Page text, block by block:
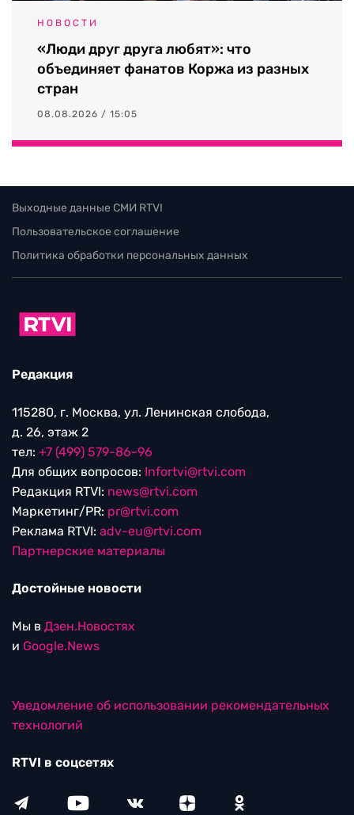
НОВОСТИ
«Люди друг друга любят»: что
объединяет фанатов Коржа из разных
стран
08.08.2026 / 15:05
Выходные данные СМИ RTVI
Пользовательское соглашение
Политика обработки персональных данных
Редакция
115280, г. Москва, ул. Ленинская слобода,
д. 26, этаж 2
тел: +7 (499) 579-86-96
Для общих вопросов: Infortvi@rtvi.com
Редакция RTVI: news@rtvi.com
Маркетинг/PR: pr@rtvi.com
Реклама RTVI: adv-eu@rtvi.com
Партнерские материалы
Достойные новости
Мы в Дзен.Новостях
и Google.News
Уведомление об использовании рекомендательных
технологий
RTVI в соцсетях